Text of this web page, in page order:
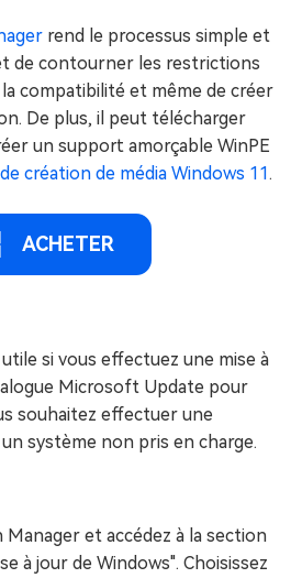
rend le processus simple et
de contourner les restrictions
compatibilité et même de créer
De plus, il peut télécharger
un support amorçable WinPE
de création de média Windows 11.
ACHETER
si vous effectuez une mise à
Microsoft Update pour
souhaitez effectuer une
système non pris en charge.
Manager et accédez à la section
à jour de Windows". Choisissez